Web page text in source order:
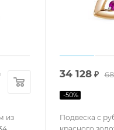
из
Подвеска с
34 128₽
-50%